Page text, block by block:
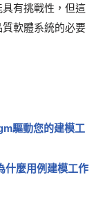
有挑戰性，但這
軟體系統的必要
驅動您的建模工
什麼用例建模工作